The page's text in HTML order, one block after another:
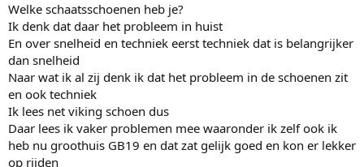
Welke schaatsschoenen heb je?
Ik denk dat daar het probleem in huist
En over snelheid en techniek eerst techniek dat is belangrijker
dan snelheid
Naar wat ik al zij denk ik dat het probleem in de schoenen zit
en ook techniek
Ik lees net viking schoen dus
Daar lees ik vaker problemen mee waaronder ik zelf ook ik
heb nu groothuis GB19 en dat zat gelijk goed en kon er lekker
op rijden